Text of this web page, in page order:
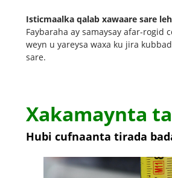
Isticmaalka qalab xawaare sare
Faybaraha ay samaysay afar-rogid
weyn u yareysa waxa ku jira
sare.
Xakamaynta
Hubi cufnaanta tirada